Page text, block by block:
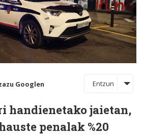
Googlen Entzun
handienetako jaietan,
penalak %20